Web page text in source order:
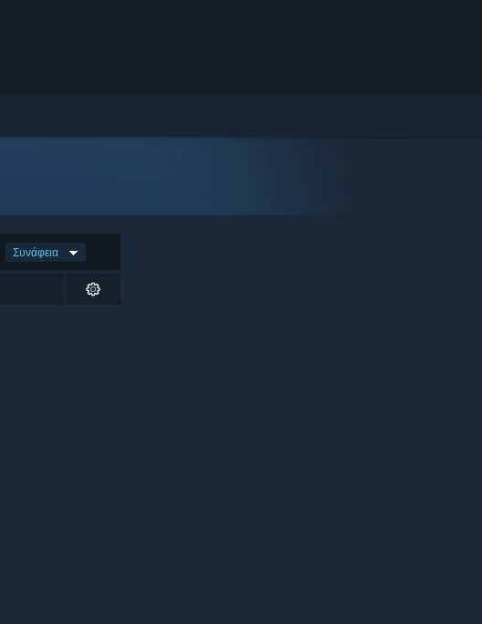
Συνάφεια